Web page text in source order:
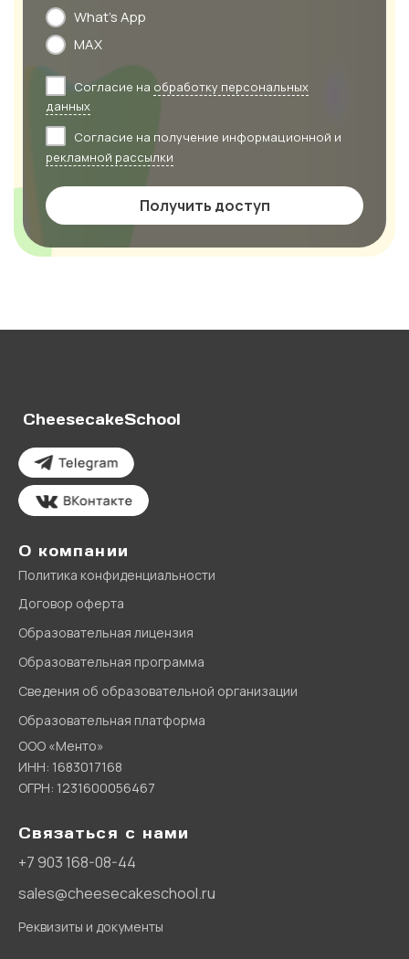
What's App
MAX
Согласие на обработку персональных
данных
Согласие на получение информационной и
рекламной рассылки
Получить доступ
CheesecakeSchool
О компании
Политика конфиденциальности
Договор оферта
Образовательная лицензия
Образовательная программа
Сведения об образовательной организации
Образовательная платформа
ООО «Менто»
ИНН: 1683017168
ОГРН: 1231600056467
Связаться с нами
+7 903 168-08-44
sales@cheesecakeschool.ru
Реквизиты и документы